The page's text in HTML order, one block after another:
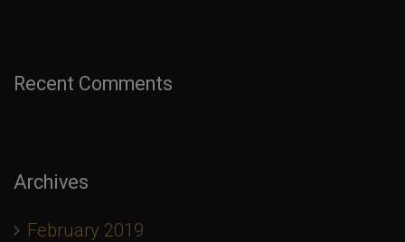
Recent Comments
Archives
February 2019